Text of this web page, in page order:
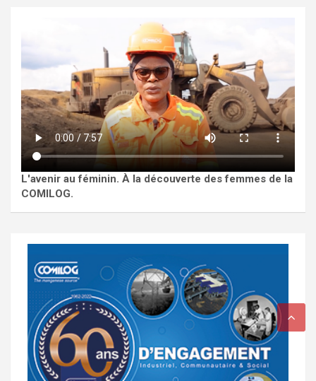
L'avenir au féminin. À la découverte des femmes de la
COMILOG.